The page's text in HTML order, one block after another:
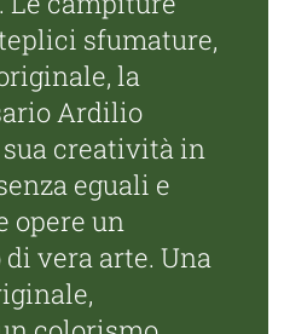
sfumature,
la
Ardilio
creatività in
eguali e
opere un
vera arte. Una